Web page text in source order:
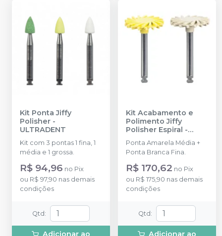
Kit Ponta Jiffy
Polisher -
ULTRADENT
Kit com 3 pontas 1 fina, 1
média e 1 grossa.
R$ 94,96 no Pix
ou R$ 97,90 nas demais
condições
Qtd :
Adicionar ao
Kit Acabamento e
Polimento Jiffy
Polisher Espiral -
ULTRADENT
Ponta Amarela Média +
Ponta Branca Fina.
R$ 170,62 no Pix
ou R$ 175,90 nas demais
condições
Qtd :
Adicionar ao